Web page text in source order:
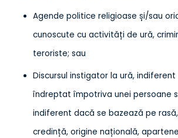
Agende politice religioase și/sau
cunoscute cu activități de ură,
teroriste; sau
Discursul instigator la ură,
îndreptat împotriva unei persoane
indiferent dacă se bazează pe
credință, origine națională,